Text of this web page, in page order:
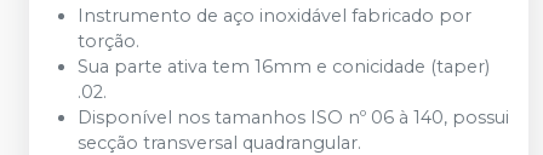
Instrumento de aço inoxidável fabricado por
torção.
Sua parte ativa tem 16mm e conicidade (taper)
.02.
Disponível nos tamanhos ISO nº 06 à 140, possui
secção transversal quadrangular.